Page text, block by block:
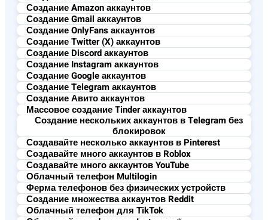
Создание Amazon аккаунтов
Создание Gmail аккаунтов
Создание OnlyFans аккаунтов
Создание Twitter (X) аккаунтов
Создание Discord аккаунтов
Создание Instagram аккаунтов
Создание Google аккаунтов
Создание Telegram аккаунтов
Создание Авито аккаунтов
Массовое создание Tinder аккаунтов​
Создание нескольких аккаунтов в Telegram без
блокировок
Создавайте несколько аккаунтов в Pinterest
Создавайте много аккаунтов в Roblox
Создавайте много аккаунтов YouTube
Облачный телефон Multilogin
Ферма телефонов без физических устройств
Создание множества аккаунтов Reddit
Облачный телефон для TikTok